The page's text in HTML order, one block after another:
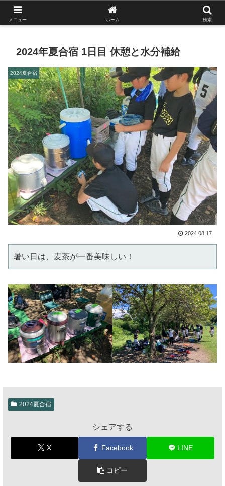
がんばれ！フルスイング！境南ブレーブス！
2024年夏合宿 1日目 休憩と水分補給
2024夏合宿
2024.08.17
暑い日は、麦茶が一番美味しい！
2024夏合宿
シェアする
X Facebook LINE
コピー
メニュー ホーム 検索